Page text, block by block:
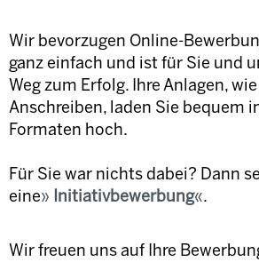
Wir bevorzugen Online-
ganz einfach und ist für Sie und
Weg zum Erfolg. Ihre Anlagen,
Anschreiben, laden Sie bequem
Formaten hoch.
Für Sie war nichts dabei? Dann
eine
Initiativbewerbung .
Wir freuen uns auf Ihre